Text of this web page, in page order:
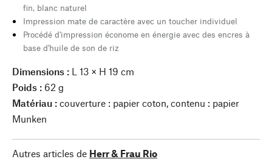
fin, blanc naturel
Impression mate de caractère avec un toucher individuel
Procédé d'impression économe en énergie avec des encres à
base d'huile de son de riz
Dimensions : L 13 × H 19 cm
Poids : 62 g
Matériau : couverture : papier coton, contenu : papier
Munken
Autres articles de Herr & Frau Rio